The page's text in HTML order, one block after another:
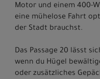
Motor und einem 400-
eine mühelose Fahrt
der Stadt brauchst.
Das Passage 20 lässt
wenn du Hügel
oder zusätzliches